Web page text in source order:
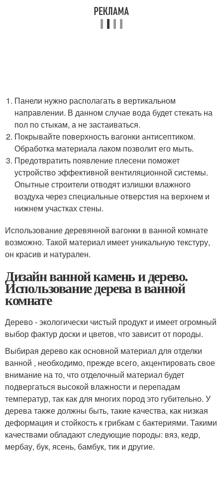
Панели нужно располагать в вертикальном
направлении. В данном случае вода будет стекать на
пол по стыкам, а не застаиваться.
Покрывайте поверхность вагонки антисептиком.
Обработка материала лаком позволит его мыть.
Предотвратить появление плесени поможет
устройство эффективной вентиляционной системы.
Опытные строители отводят излишки влажного
воздуха через специальные отверстия на верхнем и
нижнем участках стены.
Использование деревянной вагонки в ванной комнате
возможно. Такой материал имеет уникальную текстуру,
он красив и натурален.
Дизайн ванной камень и дерево.
Использование дерева в ванной
комнате
Дерево - экологически чистый продукт и имеет огромный
выбор фактур доски и цветов, что зависит от породы.
Выбирая дерево как основной материал для отделки
ванной , необходимо, прежде всего, акцентировать свое
внимание на то, что отделочный материал будет
подвергаться высокой влажности и перепадам
температур, так как для многих пород это губительно. У
дерева также должны быть, такие качества, как низкая
деформация и стойкость к грибкам с бактериями. Такими
качествами обладают следующие породы: вяз, кедр,
мербау, бук, ясень, бамбук, тик и другие.